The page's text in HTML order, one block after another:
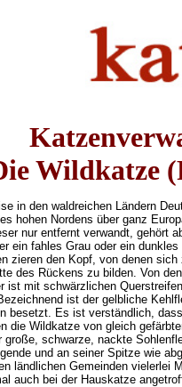
Wildkatze
in den waldreichen Ländern
hohen Nordens über ganz
nur entfernt verwandt, gehört
ein fahles Grau oder ein
zieren den Kopf, von denen
des Rückens zu bilden. Von
ist mit schwärzlichen
ist der gelbliche
besetzt. Es ist verständlich,
die Wildkatze von gleich
große, schwarze, nackte
und an seiner Spitze wie
ländlichen Gemeinden vielerlei
auch bei der Hauskatze